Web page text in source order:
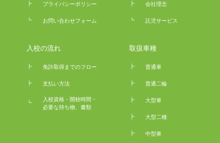
┣ プライバシーポリシー
┗ お問い合わせフォーム
┣ 会社理念
┗ 託児サービス
入校の流れ
┣ 免許取得までのフロー
┣ 支払い方法
┗
入校資格・開校時間・
必要な持ち物、書類
取扱車種
┣ 普通車
┣ 普通二輪
┣ 大型車
┣ 大型二種
┣ 中型車